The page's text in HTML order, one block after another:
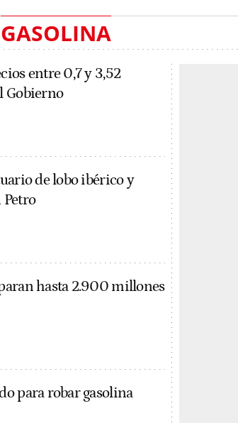
GASOLINA
entre 0,7 y 3,52
Gobierno
de lobo ibérico y
hasta 2.900 millones
para robar gasolina